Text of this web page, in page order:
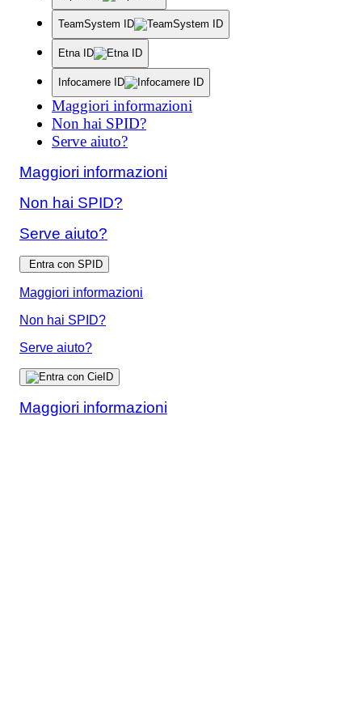
TeamSystem ID
Etna ID
Infocamere ID
Maggiori informazioni
Non hai SPID?
Serve aiuto?
Maggiori informazioni
Non hai SPID?
Serve aiuto?
Entra con SPID
Maggiori informazioni
Non hai SPID?
Serve aiuto?
Maggiori informazioni